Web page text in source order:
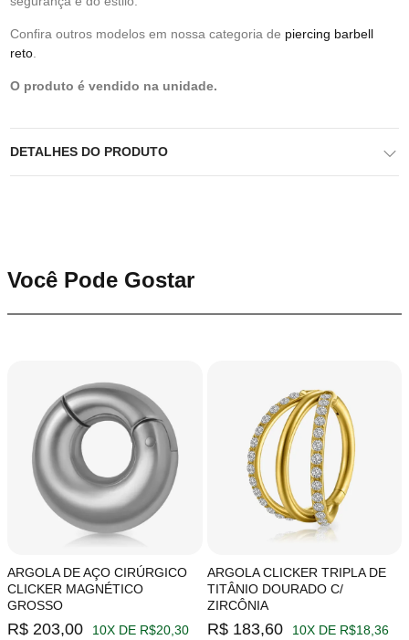
Confira outros modelos em nossa categoria de piercing barbell
reto
O produto é vendido na unidade.
DETALHES DO PRODUTO
Você Pode Gostar
ARGOLA DE AÇO CIRÚRGICO
CLICKER MAGNÉTICO
GROSSO
R$ 203,00
10X DE R$20,30
ARGOLA CLICKER TRIPLA DE
TITÂNIO DOURADO C/
ZIRCÔNIA
R$ 183,60
10X DE R$18,36